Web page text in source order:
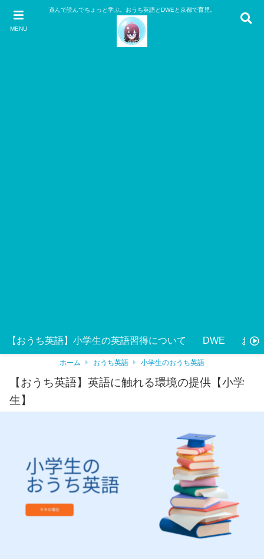
MENU
遊んで読んでちょっと学ぶ。おうち英語とDWEと京都で育児。
【おうち英語】小学生の英語習得について DWE おう
ホーム おうち英語 小学生のおうち英語
【おうち英語】英語に触れる環境の提供【小学
生】